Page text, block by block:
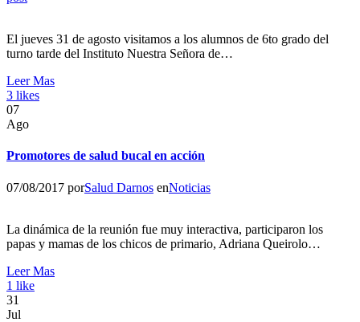
El jueves 31 de agosto visitamos a los alumnos de 6to grado del
turno tarde del Instituto Nuestra Señora de…
Leer Mas
3 likes
07
Ago
Promotores de salud bucal en acción
07/08/2017 porSalud Darnos enNoticias
La dinámica de la reunión fue muy interactiva, participaron los
papas y mamas de los chicos de primario, Adriana Queirolo…
Leer Mas
1 like
31
Jul